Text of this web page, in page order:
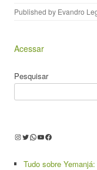
Published by Evandro
Acessar
Pesquisar
Instagram
Twitter
WhatsApp
Youtube
Facebook
Tudo sobre